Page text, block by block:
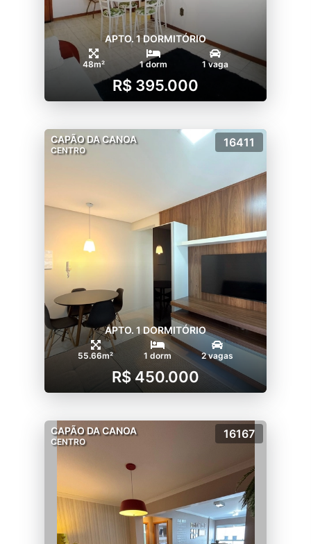
APTO. 1 DORMITÓRIO
48m² 1 dorm 1 vaga
R$ 395.000
CAPÃO DA CANOA
CENTRO
16411
APTO. 1 DORMITÓRIO
55.66m² 1 dorm 2 vagas
R$ 450.000
CAPÃO DA CANOA
CENTRO
16167